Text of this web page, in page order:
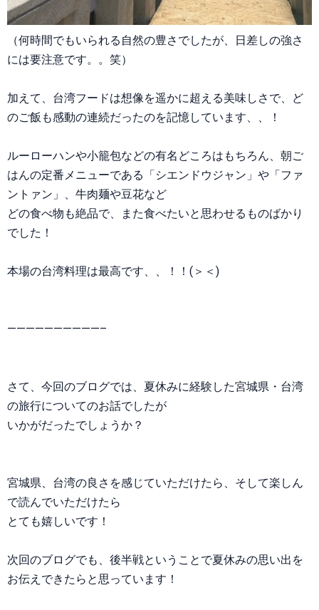
（何時間でもいられる自然の豊さでしたが、日差しの強さ
には要注意です。。笑）
加えて、台湾フードは想像を遥かに超える美味しさで、ど
のご飯も感動の連続だったのを記憶しています、、！
ルーローハンや小籠包などの有名どころはもちろん、朝ご
はんの定番メニューである「シエンドウジャン」や「ファ
ントァン」、牛肉麺や豆花など
どの食べ物も絶品で、また食べたいと思わせるものばかり
でした！
本場の台湾料理は最高です、、！！(＞＜)
——————————–
さて、今回のブログでは、夏休みに経験した宮城県・台湾
の旅行についてのお話でしたが
いかがだったでしょうか？
宮城県、台湾の良さを感じていただけたら、そして楽しん
で読んでいただけたら
とても嬉しいです！
次回のブログでも、後半戦ということで夏休みの思い出を
お伝えできたらと思っています！